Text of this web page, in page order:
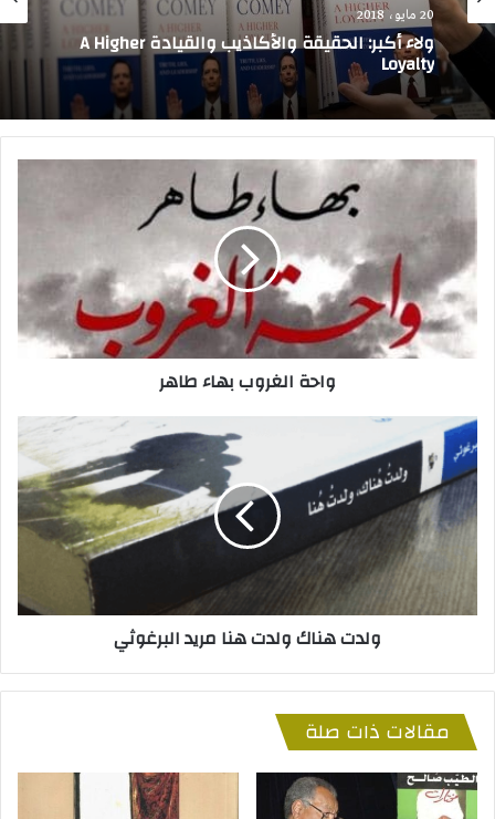
بين راحتين من ورق
20 مايو، 2018
12 مارس، 2018
مزرعة الحيوان Animal Farm جورج أورويل
واحة
بهاء
واحة الغروب بهاء طاهر
ولدت
هناك
ولدت
هنا
مريد
ولدت هناك ولدت هنا مريد البرغوثي
مقالات ذات صلة